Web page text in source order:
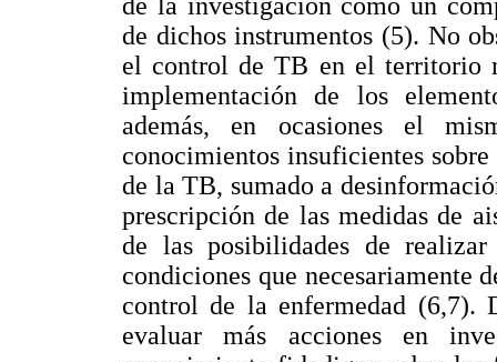
de la investigación como un
de dichos instrumentos (5). No
el control de TB en el territorio
implementación de los
además, en ocasiones el
conocimientos insuficientes
de la TB, sumado a
prescripción de las medidas de
de las posibilidades de
condiciones que necesariamente
control de la enfermedad (6,7).
evaluar más acciones en